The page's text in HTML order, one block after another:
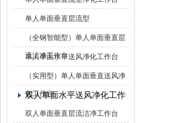
单人单面垂直层流型
（全钢智能型）单人单面垂直层
流洁净工作台
单人单面水平送风净化工作台
（实用型）单人单面垂直送风净
化工作台
双人单面水平送风净化工作台
双人单面垂直层流洁净工作台